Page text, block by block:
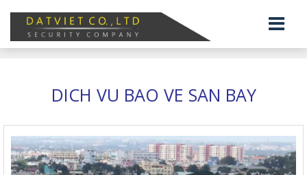
DICH VU BAO VE SAN BAY